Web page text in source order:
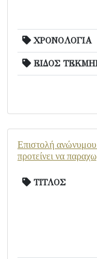
ΧΡΟΝΟΛΟΓΙΑ
ΕΙΔΟΣ
Επιστολή ανώνυμου
προτείνει να
ΤΙΤΛΟΣ